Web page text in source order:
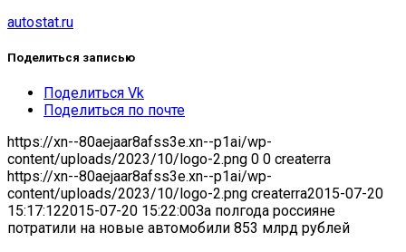
autostat.ru
Поделиться записью
Поделиться Vk
Поделиться по почте
https://xn--80aejaar8afss3e.xn--p1ai/wp-
content/uploads/2023/10/logo-2.png 0 0 createrra
https://xn--80aejaar8afss3e.xn--p1ai/wp-
content/uploads/2023/10/logo-2.png createrra2015-07-20
15:17:122015-07-20 15:22:00За полгода россияне
потратили на новые автомобили 853 млрд рублей